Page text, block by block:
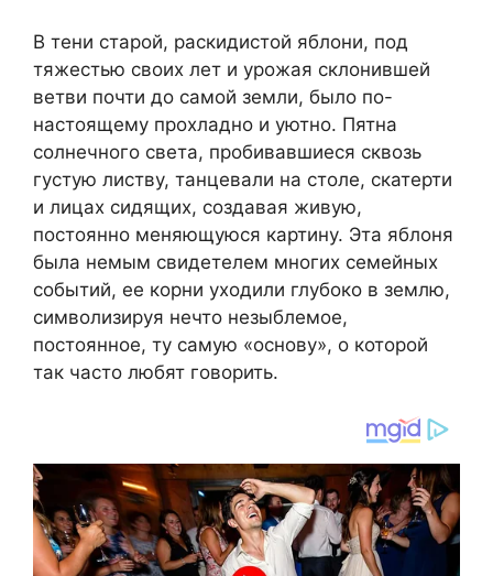
В тени старой, раскидистой яблони, под
тяжестью своих лет и урожая склонившей
ветви почти до самой земли, было по-
настоящему прохладно и уютно. Пятна
солнечного света, пробивавшиеся сквозь
густую листву, танцевали на столе, скатерти
и лицах сидящих, создавая живую,
постоянно меняющуюся картину. Эта яблоня
была немым свидетелем многих семейных
событий, ее корни уходили глубоко в землю,
символизируя нечто незыблемое,
постоянное, ту самую «основу», о которой
так часто любят говорить.